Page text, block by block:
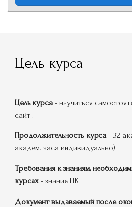
Цель курса
Цель курса- научиться
сайт .
Продолжительность курса- 32
академ. часа индивидуально).
Требования к знаниям,
курсах- знание ПК.
Документ выдаваемый после